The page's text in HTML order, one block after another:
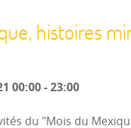
histoires
00:00-23:00
du "Mois du